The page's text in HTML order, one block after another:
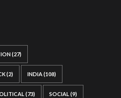
(27)
(2) INDIA(108)
(73) SOCIAL (9)